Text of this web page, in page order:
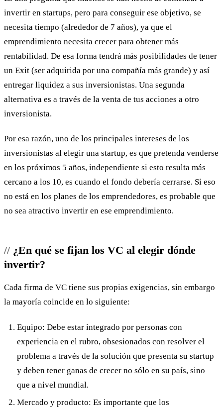
invertir en startups, pero para conseguir ese objetivo, se
necesita tiempo (alrededor de 7 años), ya que el
emprendimiento necesita crecer para obtener más
rentabilidad. De esa forma tendrá más posibilidades de tener
un Exit (ser adquirida por una compañía más grande) y así
entregar liquidez a sus inversionistas. Una segunda
alternativa es a través de la venta de tus acciones a otro
inversionista.
Por esa razón, uno de los principales intereses de los
inversionistas al elegir una startup, es que pretenda venderse
en los próximos 5 años, independiente si esto resulta más
cercano a los 10, es cuando el fondo debería cerrarse. Si eso
no está en los planes de los emprendedores, es probable que
no sea atractivo invertir en ese emprendimiento.
¿En qué se fijan los VC al elegir dónde
invertir?
Cada firma de VC tiene sus propias exigencias, sin embargo
la mayoría coincide en lo siguiente:
Equipo: Debe estar integrado por personas con
experiencia en el rubro, obsesionados con resolver el
problema a través de la solución que presenta su startup
y deben tener ganas de crecer no sólo en su país, sino
que a nivel mundial.
Mercado y producto: Es importante que los